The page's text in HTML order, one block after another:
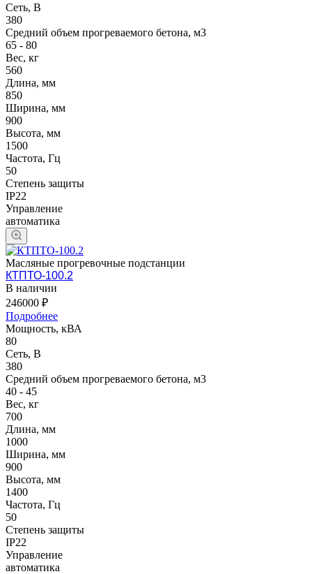
Сеть, В
380
Средний объем прогреваемого бетона, м3
65 - 80
Вес, кг
560
Длина, мм
850
Ширина, мм
900
Высота, мм
1500
Частота, Гц
50
Степень защиты
IP22
Управление
автоматика
Масляные прогревочные подстанции
КТПТО-100.2
В наличии
246000 ₽
Подробнее
Мощность, кВА
80
Сеть, В
380
Средний объем прогреваемого бетона, м3
40 - 45
Вес, кг
700
Длина, мм
1000
Ширина, мм
900
Высота, мм
1400
Частота, Гц
50
Степень защиты
IP22
Управление
автоматика